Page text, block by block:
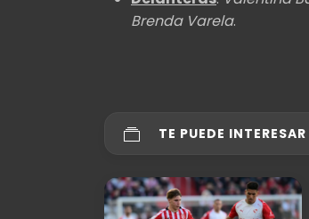
Brenda Varela.
TE PUEDE INTERESAR